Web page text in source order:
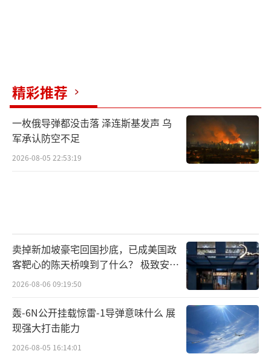
精彩推荐
一枚俄导弹都没击落 泽连斯基发声 乌
军承认防空不足
2026-08-05 22:53:19
卖掉新加坡豪宅回国抄底，已成美国政
客靶心的陈天桥嗅到了什么？ 极致安全
的追寻
2026-08-06 09:19:50
轰-6N公开挂载惊雷-1导弹意味什么 展
现强大打击能力
2026-08-05 16:14:01